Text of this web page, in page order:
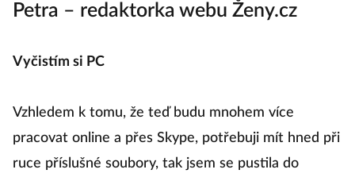
Petra – redaktorka webu Ženy.cz
Vyčistím si PC
Vzhledem k tomu, že teď budu mnohem více
pracovat online a přes Skype, potřebuji mít hned při
ruce příslušné soubory, tak jsem se pustila do